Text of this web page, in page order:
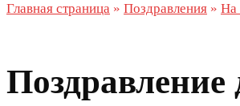
Главная страница » Поздравления » На
Поздравление